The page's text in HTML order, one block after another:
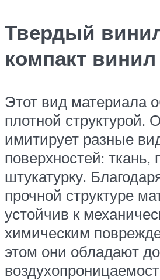
Твердый
компакт винил
Этот вид материала
плотной структурой.
имитирует разные
поверхностей: ткань,
штукатурку.
прочной структуре
устойчив к
химическим
этом они обладают